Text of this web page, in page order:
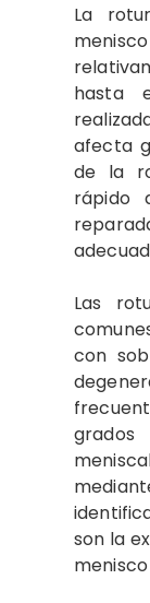
La
hasta
afecta
de la
rápido
Las
con
son la